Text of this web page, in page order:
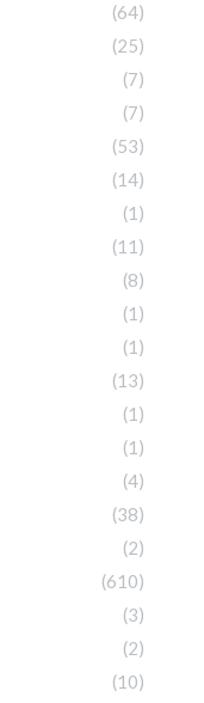
(64)
(25)
(7)
(7)
(53)
(14)
(1)
(11)
(8)
(1)
(1)
(13)
(1)
(1)
(4)
(38)
(2)
(610)
(3)
(2)
(10)